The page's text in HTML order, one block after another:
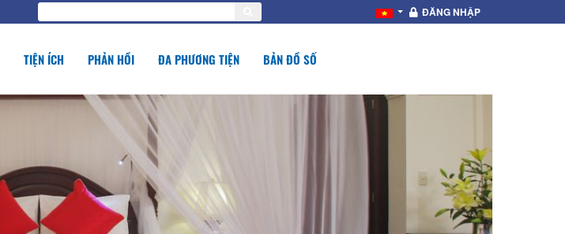
ĐĂNG NHẬP
TIỆN ÍCH PHẢN HỒI ĐA PHƯƠNG TIỆN BẢN ĐỒ SỐ